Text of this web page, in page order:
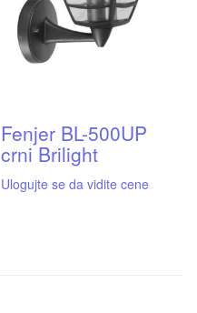
Fenjer BL-500UP
crni Brilight
Ulogujte se da vidite cene